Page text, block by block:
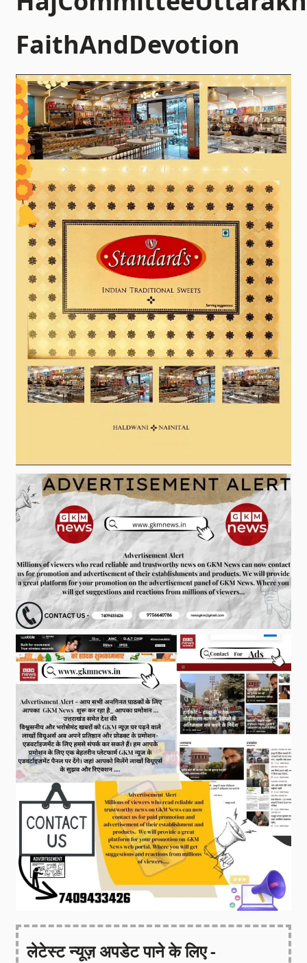
FaithAndDevotion
लेटेस्ट न्यूज़ अपडेट पाने के लिए -